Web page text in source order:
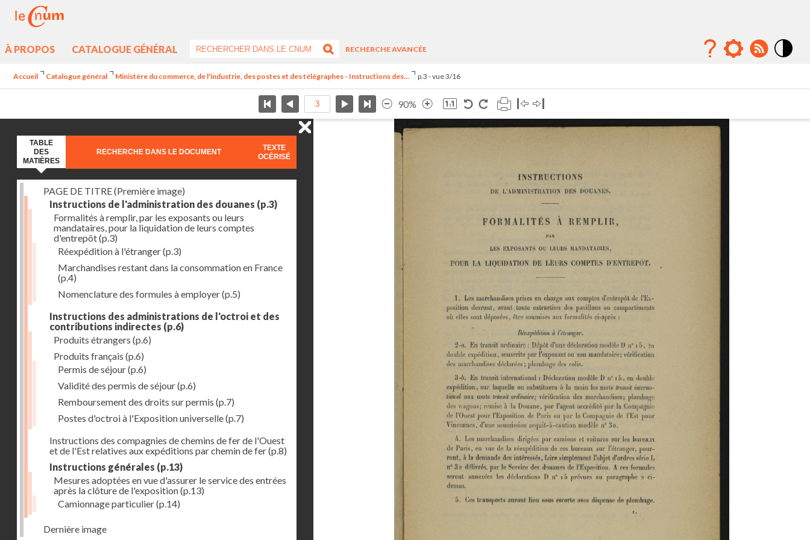
À PROPOS CATALOGUE GÉNÉRAL
RECHERCHE AVANCÉE
Accueil Catalogue général Ministère du commerce, de l'industrie, des postes et des télégraphes - Instructions des... p.3 - vue 3/16
90%
TABLE
DES
MATIÈRES
RECHERCHE DANS LE DOCUMENT
TEXTE
OCÉRISÉ
PAGE DE TITRE (Première image)
Instructions de l'administration des douanes (p.3)
Formalités à remplir, par les exposants ou leurs
mandataires, pour la liquidation de leurs comptes
d'entrepôt(p.3)
Réexpédition à l'étranger(p.3)
Marchandises restant dans la consommation en France
(p.4)
Nomenclature des formules à employer(p.5)
Instructions des administrations de l'octroi et des
contributions indirectes (p.6)
Produits étrangers (p.6)
Produits français (p.6)
Permis de séjour(p.6)
Validité des permis de séjour(p.6)
Remboursement des droits sur permis (p.7)
Postes d'octroi à l'Exposition universelle(p.7)
Instructions des compagnies de chemins de fer de l'Ouest
et de l'Est relatives aux expéditions par chemin de fer(p.8)
Instructions générales (p.13)
Mesures adoptées en vue d'assurer le service des entrées
après la clôture de l'exposition(p.13)
Camionnage particulier(p.14)
Dernière image